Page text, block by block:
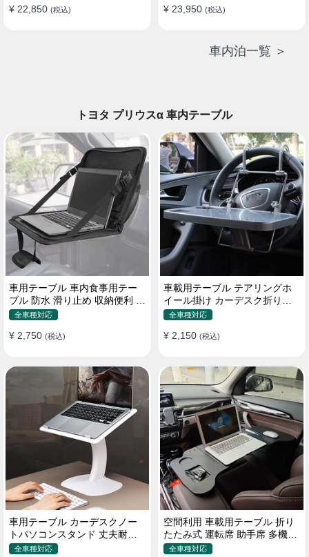
¥ 22,850 (税込)
¥ 23,950 (税込)
車内泊一覧 ＞
トヨタ プリウスα 車内テーブル
車用テーブル 車内食事用テー
ブル 防水 滑り止め 収納便利 多
機能ラップトップバッグ
全車種対応
¥ 2,750 (税込)
車載用テーブル テアリングホ
イール掛け カーデスク折りた
たみ式 パソコン 食事 物置
全車種対応
¥ 2,150 (税込)
車用テーブル カーデスクノー
トパソコンスタンド 丈夫耐用
調整可能 車内車外 多機能用
全車種対応
空間利用 車載用テーブル 折り
たたみ式 運転席 助手席 多機能
パソコン 食事 書き込み
全車種対応